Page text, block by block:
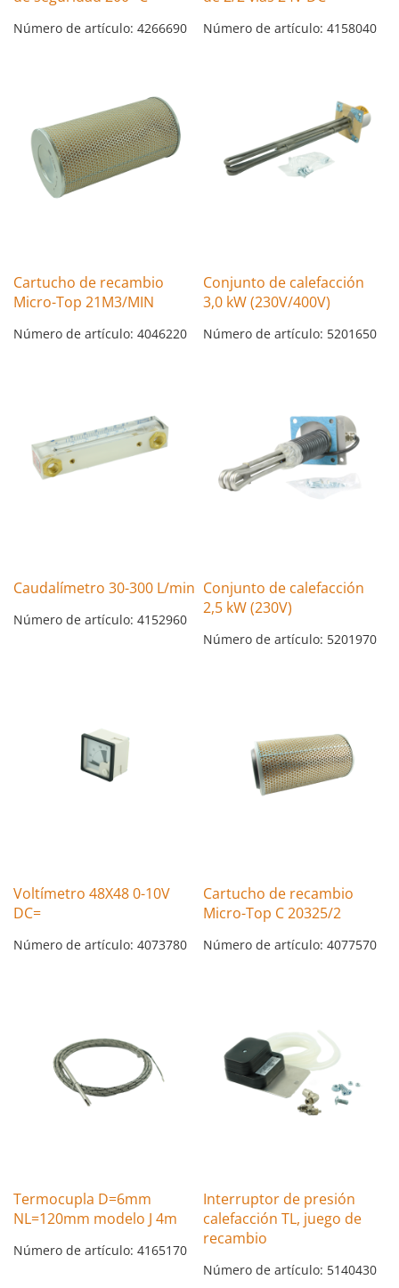
Número de artículo: 4266690 Número de artículo: 4158040
Cartucho de recambio
Micro-Top 21M3/MIN
Número de artículo: 4046220
Conjunto de calefacción
3,0 kW (230V/400V)
Número de artículo: 5201650
Caudalímetro 30-300 L/min
Número de artículo: 4152960
Conjunto de calefacción
2,5 kW (230V)
Número de artículo: 5201970
Voltímetro 48X48 0-10V
DC=
Número de artículo: 4073780
Cartucho de recambio
Micro-Top C 20325/2
Número de artículo: 4077570
Termocupla D=6mm
NL=120mm modelo J 4m
Número de artículo: 4165170
Interruptor de presión
calefacción TL, juego de
recambio
Número de artículo: 5140430